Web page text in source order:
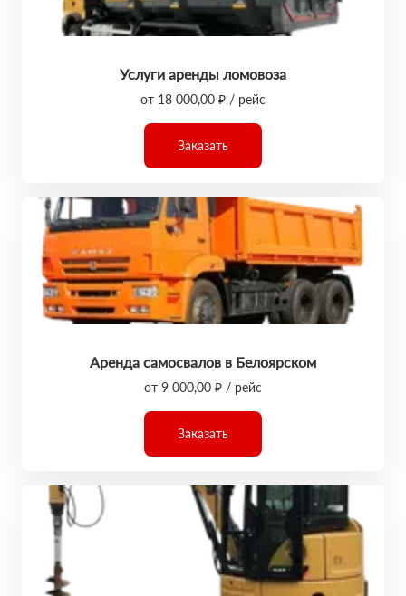
Услуги аренды ломовоза
от 18 000,00 ₽ / рейс
Заказать
Аренда самосвалов в Белоярском
от 9 000,00 ₽ / рейс
Заказать